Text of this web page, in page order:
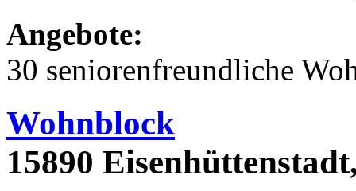
Angebote:
30 seniorenfreundliche
Wohnblock
15890